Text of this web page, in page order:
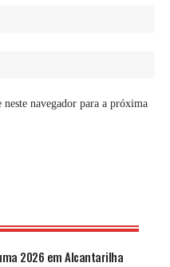
navegador para a próxima
2026 em Alcantarilha